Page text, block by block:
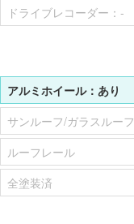
ドライブレコーダー： -
アルミホイール： あり
サンルーフ/ガラスルーフ
ルーフレール
全塗装済